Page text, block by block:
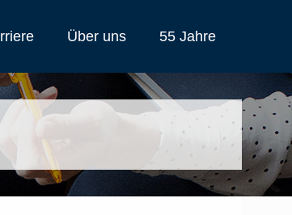
Über uns 55 Jahre